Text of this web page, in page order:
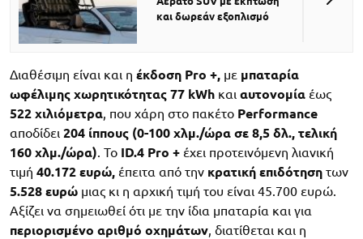
και δωρεάν εξοπλισμό
Διαθέσιμη είναι και η έκδοση Pro +, με μπαταρία
ωφέλιμης χωρητικότητας 77 kWh και αυτονομία έως
522 χιλιόμετρα, που χάρη στο πακέτο Performance
αποδίδει 204 ίππους (0-100 χλμ./ώρα σε 8,5 δλ., τελική
160 χλμ./ώρα). Το ID.4 Pro + έχει προτεινόμενη λιανική
τιμή 40.172 ευρώ, έπειτα από την κρατική επιδότηση των
5.528 ευρώ μιας κι η αρχική τιμή του είναι 45.700 ευρώ.
Αξίζει να σημειωθεί ότι με την ίδια μπαταρία και για
περιορισμένο αριθμό οχημάτων, διατίθεται και η